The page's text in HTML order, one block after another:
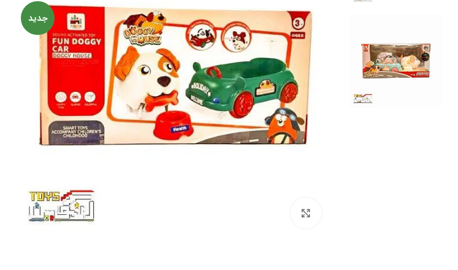
جدید